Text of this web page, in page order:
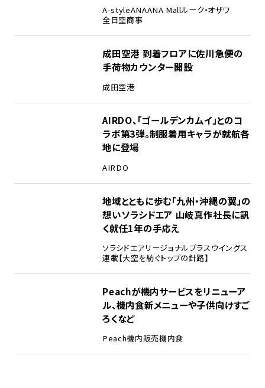
A-styleANAANA Mallルーク・オザワ
全日空商事
成田空港 到着フロアに佐川急便の
手荷物カウンター開設
成田空港
AIRDO、「ゴールデンカムイ」とのコ
ラボ第3弾。制服着用キャラが就航各
地に登場
AIRDO
地域とともに歩む「九州・沖縄の翼」の
想い――ソラシドエア 山岐真作社長に訊
く就任1年の手応え
ソラシドエアリージョナルプラスウイングス
連載【大空を紡ぐトップの針路】
Peachが機内サービスをリニューア
ル、機内食新メニューや子供向けすご
ろくなど
Peach機内販売機内食